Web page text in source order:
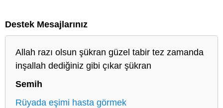
Destek Mesajlarınız
Allah razı olsun şükran güzel tabir tez zamanda
inşallah dediğiniz gibi çıkar şükran
Semih
Rüyada eşimi hasta görmek